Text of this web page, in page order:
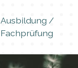
Ausbildung /
Fachprüfung